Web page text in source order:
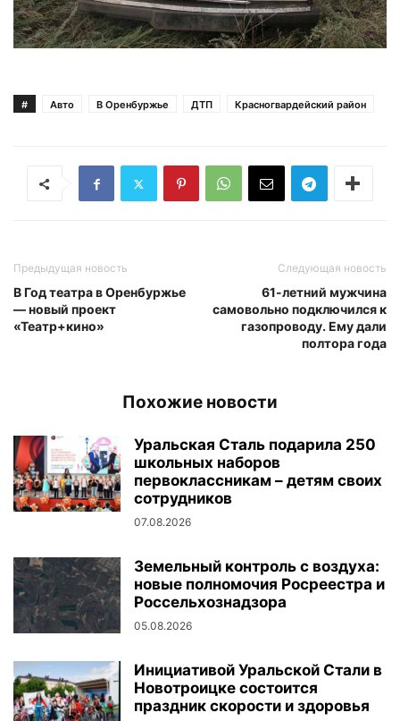
# Авто В Оренбуржье ДТП Красногвардейский район
Предыдущая новость
В Год театра в Оренбуржье
— новый проект
«Театр+кино»
Следующая новость
61-летний мужчина
самовольно подключился к
газопроводу. Ему дали
полтора года
Похожие новости
Уральская Сталь подарила 250
школьных наборов
первоклассникам – детям своих
сотрудников
07.08.2026
Земельный контроль с воздуха:
новые полномочия Росреестра и
Россельхознадзора
05.08.2026
Инициативой Уральской Стали в
Новотроицке состоится
праздник скорости и здоровья